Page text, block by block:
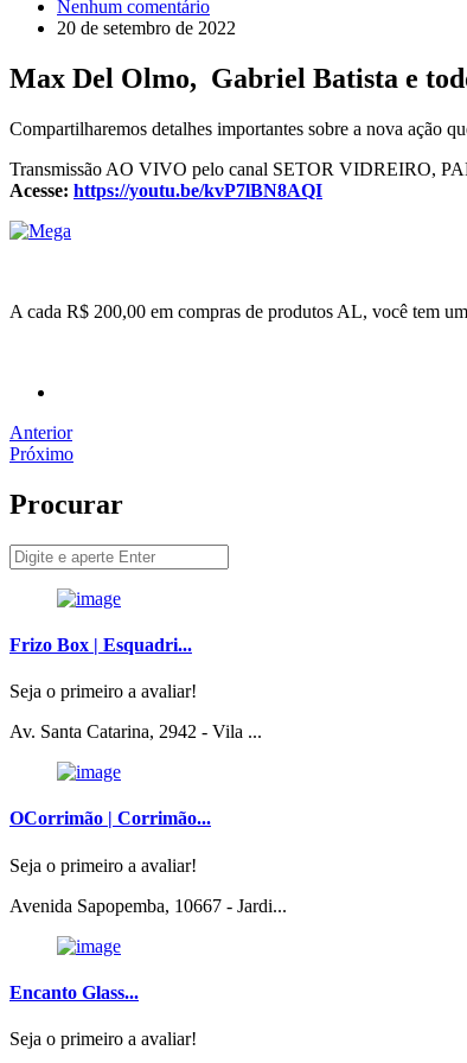
Nenhum comentário
20 de setembro de 2022
Max Del Olmo, Gabriel Batista e
Compartilharemos detalhes importantes sobre a nova ação
Transmissão AO VIVO pelo canal SETOR VIDREIRO,
Acesse: https://youtu.be/kvP7lBN8AQI
A cada R$ 200,00 em compras de produtos AL, você tem
Anterior
Próximo
Procurar
Frizo Box | Esquadri...
Seja o primeiro a avaliar!
Av. Santa Catarina, 2942 - Vila ...
OCorrimão | Corrimão...
Seja o primeiro a avaliar!
Avenida Sapopemba, 10667 - Jardi...
Encanto Glass...
Seja o primeiro a avaliar!